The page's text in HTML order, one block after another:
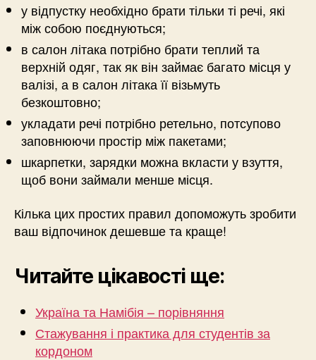
у відпустку необхідно брати тільки ті речі, які
між собою поєднуються;
в салон літака потрібно брати теплий та
верхній одяг, так як він займає багато місця у
валізі, а в салон літака її візьмуть
безкоштовно;
укладати речі потрібно ретельно, потсупово
заповнюючи простір між пакетами;
шкарпетки, зарядки можна вкласти у взуття,
щоб вони займали менше місця.
Кілька цих простих правил допоможуть зробити
ваш відпочинок дешевше та краще!
Читайте цікавості ще:
Україна та Намібія – порівняння
Стажування і практика для студентів за
кордоном